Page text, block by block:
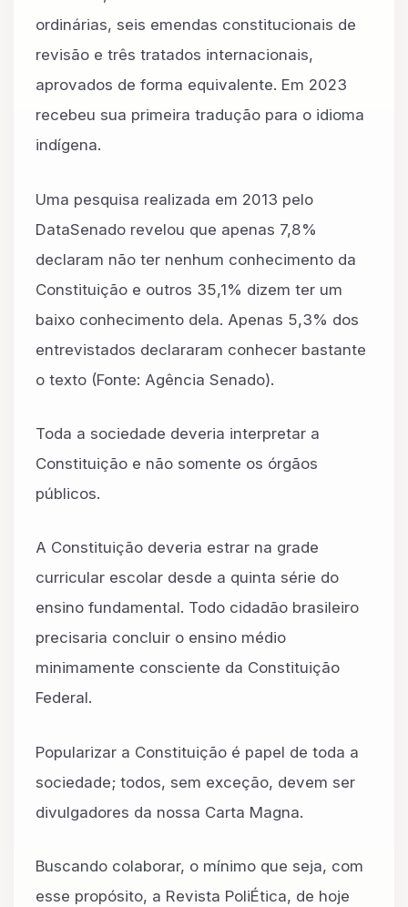
ordinárias, seis emendas constitucionais de
revisão e três tratados internacionais,
aprovados de forma equivalente. Em 2023
recebeu sua primeira tradução para o idioma
indígena.
Uma pesquisa realizada em 2013 pelo
DataSenado revelou que apenas 7,8%
declaram não ter nenhum conhecimento da
Constituição e outros 35,1% dizem ter um
baixo conhecimento dela. Apenas 5,3% dos
entrevistados declararam conhecer bastante
o texto (Fonte: Agência Senado).
Toda a sociedade deveria interpretar a
Constituição e não somente os órgãos
públicos.
A Constituição deveria estrar na grade
curricular escolar desde a quinta série do
ensino fundamental. Todo cidadão brasileiro
precisaria concluir o ensino médio
minimamente consciente da Constituição
Federal.
Popularizar a Constituição é papel de toda a
sociedade; todos, sem exceção, devem ser
divulgadores da nossa Carta Magna.
Buscando colaborar, o mínimo que seja, com
esse propósito, a Revista PoliÉtica, de hoje